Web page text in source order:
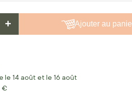
+ Ajouter au
le 14 août et le 16 août
€